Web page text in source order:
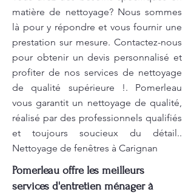
matière de nettoyage? Nous sommes
là pour y répondre et vous fournir une
prestation sur mesure. Contactez-nous
pour obtenir un devis personnalisé et
profiter de nos services de nettoyage
de qualité supérieure !. Pomerleau
vous garantit un nettoyage de qualité,
réalisé par des professionnels qualifiés
et toujours soucieux du détail..
Nettoyage de fenêtres à Carignan
Pomerleau offre les meilleurs
services d'entretien ménager à